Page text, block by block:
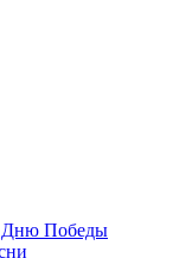
Дню Победы